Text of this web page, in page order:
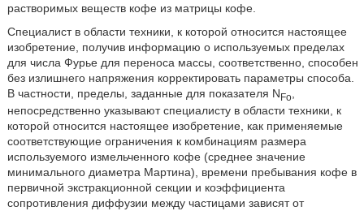
растворимых веществ кофе из матрицы кофе.
Специалист в области техники, к которой относится настоящее
изобретение, получив информацию о используемых пределах
для числа Фурье для переноса массы, соответственно, способен
без излишнего напряжения корректировать параметры способа.
В частности, пределы, заданные для показателя NFo
непосредственно указывают специалисту в области техники, к
которой относится настоящее изобретение, как применяемые
соответствующие ограничения к комбинациям размера
используемого измельченного кофе (среднее значение
минимального диаметра Мартина), времени пребывания кофе в
первичной экстракционной секции и коэффициента
сопротивления диффузии между частицами зависят от